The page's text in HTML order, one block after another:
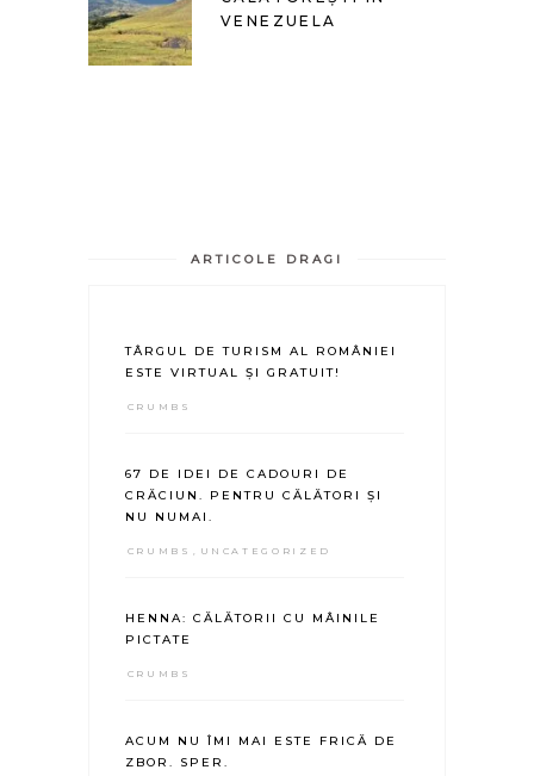
VENEZUELA
ARTICOLE DRAGI
TÂRGUL DE TURISM AL ROMÂNIEI
ESTE VIRTUAL ȘI GRATUIT!
CRUMBS
67 DE IDEI DE CADOURI DE
CRĂCIUN. PENTRU CĂLĂTORI ȘI
NU NUMAI.
CRUMBS UNCATEGORIZED
HENNA: CĂLĂTORII CU MÂINILE
PICTATE
CRUMBS
ACUM NU ÎMI MAI ESTE FRICĂ DE
ZBOR. SPER.